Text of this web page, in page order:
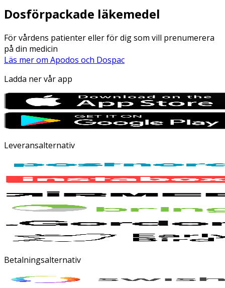
Dosförpackade läkemedel
För vårdens patienter eller för dig som vill prenumerera
på din medicin
Läs mer om Apodos och Dospac
Ladda ner vår app
Leveransalternativ
Betalningsalternativ